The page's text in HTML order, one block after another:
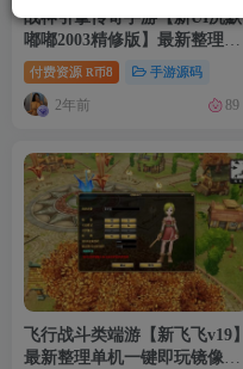
战神引擎传奇手游【新UI沉默
嘟嘟2003精修版】最新整理
Win一键服务端+陪玩假人
+GM授权后台+安卓苹果双端
+详细搭建教程+视频教程
付费资源 R币8 手游源码
2年前 89
飞行战斗类端游【新飞飞v19】
最新整理单机一键即玩镜像端